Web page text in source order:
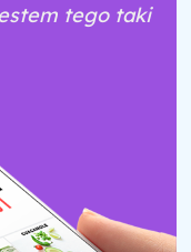
tego taki